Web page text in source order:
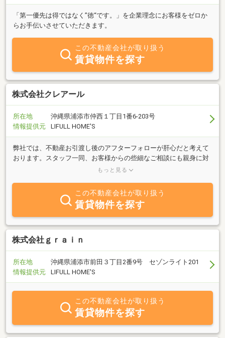
「第一優先は得ではなく”徳“です。」を企業理念にお客様をゼロか
らお手伝いさせていただきます。
この不動産会社が取り扱う
賃貸物件を探す
株式会社クレアール
所在地
沖縄県浦添市仲西１丁目1番6-203号
情報提供元
LIFULL HOME'S
弊社では、不動産お引渡し後のアフターフォローが肝心だと考えて
おります。スタッフ一同、お客様からの些細なご相談にも親身に対
応できる関係性を大切に、入居後も長いお付き合いが出来るよう取
もっと見る
この不動産会社が取り扱う
賃貸物件を探す
株式会社ｇｒａｉｎ
所在地
沖縄県浦添市前田３丁目2番9号 セゾンライト201
情報提供元
LIFULL HOME'S
この不動産会社が取り扱う
賃貸物件を探す